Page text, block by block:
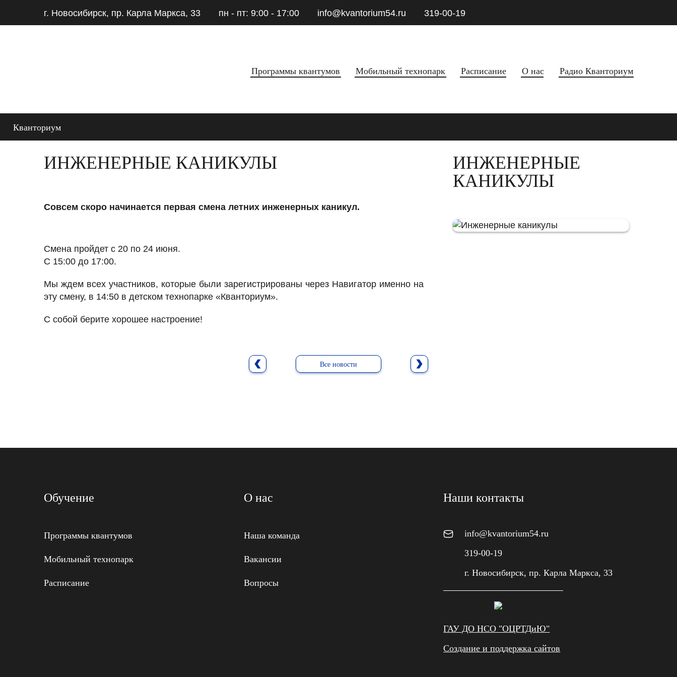
г. Новосибирск, пр. Карла Маркса, 33 пн - пт: 9:00 - 17:00 info@kvantorium54.ru 319-00-19
Программы квантумов Мобильный технопарк Расписание О нас Радио Кванториум
Кванториум
ИНЖЕНЕРНЫЕ КАНИКУЛЫ
Совсем скоро начинается первая смена летних инженерных каникул.
Смена пройдет с 20 по 24 июня.
С 15:00 до 17:00.
Мы ждем всех участников, которые были зарегистрированы через Навигатор именно на
эту смену, в 14:50 в детском технопарке «Кванториум».
С собой берите хорошее настроение!
ИНЖЕНЕРНЫЕ
КАНИКУЛЫ
Все новости
Обучение
Программы квантумов
Мобильный технопарк
Расписание
О нас
Наша команда
Вакансии
Вопросы
Наши контакты
info@kvantorium54.ru
319-00-19
г. Новосибирск, пр. Карла Маркса, 33
ГАУ ДО НСО "ОЦРТДиЮ"
Создание и поддержка сайтов